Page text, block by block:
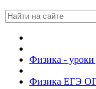
Физика -
Физика ЕГЭ